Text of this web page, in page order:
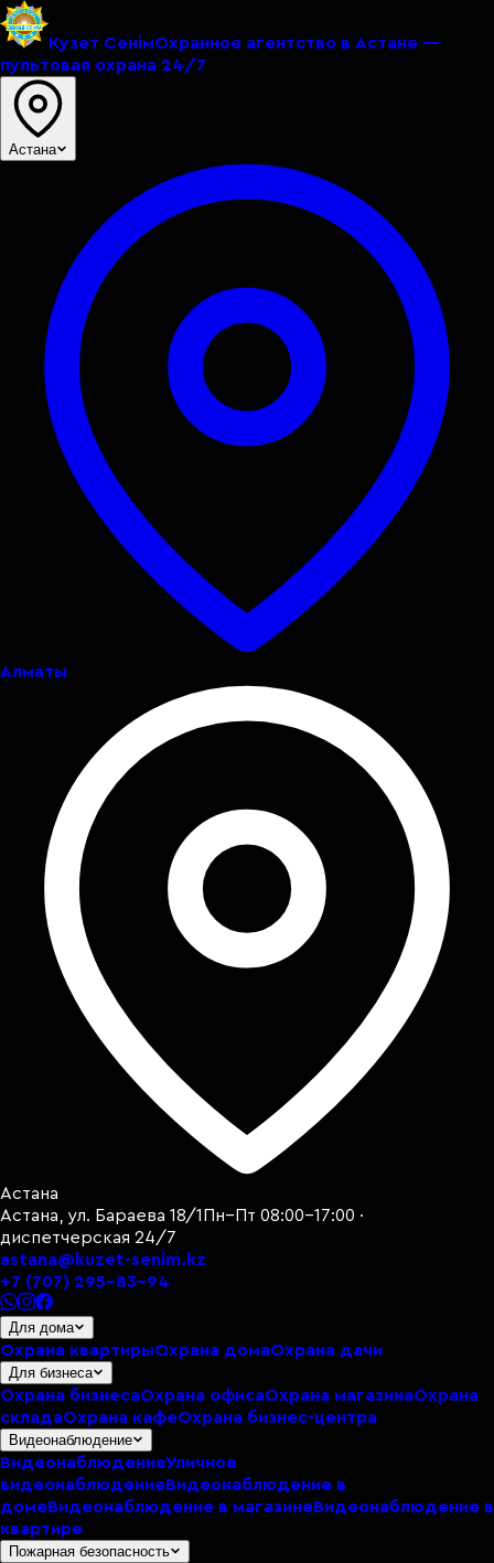
Кузет СенiмОхранное агентство в Астане —
пультовая охрана 24/7
Астана
Алматы
Астана
Астана, ул. Бараева 18/1 Пн–Пт 08:00–17:00 ·
диспетчерская 24/7
astana@kuzet-senim.kz
+7 (707) 295-83-94
Для дома
Охрана квартирыОхрана домаОхрана дачи
Для бизнеса
Охрана бизнесаОхрана офисаОхрана магазинаОхрана
складаОхрана кафеОхрана бизнес-центра
Видеонаблюдение
ВидеонаблюдениеУличное
видеонаблюдениеВидеонаблюдение в
домеВидеонаблюдение в магазинеВидеонаблюдение в
квартире
Пожарная безопасность